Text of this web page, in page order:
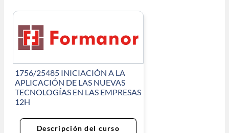
1756/25485 INICIACIÓN A LA
APLICACIÓN DE LAS NUEVAS
TECNOLOGÍAS EN LAS EMPRESAS
12H
Descripción del curso